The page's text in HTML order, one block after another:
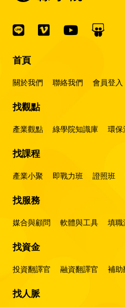
首頁
關於我們 聯絡我們 會員登入
找觀點
產業觀點 綠學院知識庫 環保
找課程
產業小聚 即戰力班 證照班
找服務
媒合與顧問 軟體與工具 填職
找資金
投資翻譯官 融資翻譯官 補助
找人脈